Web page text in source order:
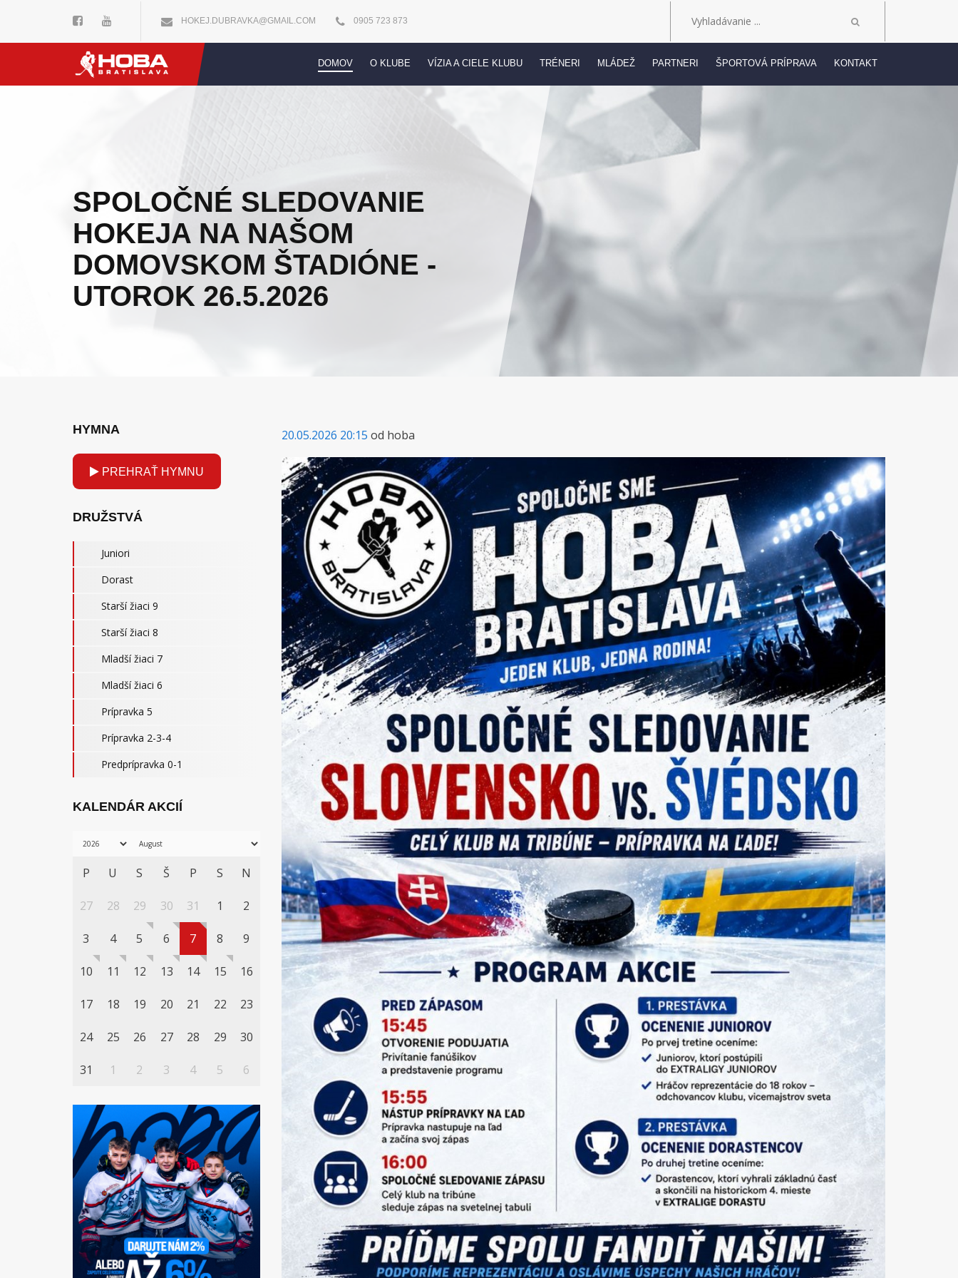
HOKEJ.DUBRAVKA@GMAIL.COM 0905 723 873
DOMOV O KLUBE VÍZIA A CIELE KLUBU TRÉNERI MLÁDEŽ PARTNERI ŠPORTOVÁ PRÍPRAVA KONTAKT
SPOLOČNÉ SLEDOVANIE
HOKEJA NA NAŠOM
DOMOVSKOM ŠTADIÓNE -
UTOROK 26.5.2026
20.05.2026 20:15 od hoba
HYMNA
PREHRAŤ HYMNU
DRUŽSTVÁ
Juniori
Dorast
Starší žiaci 9
Starší žiaci 8
Mladší žiaci 7
Mladší žiaci 6
Prípravka 5
Prípravka 2-3-4
Predprípravka 0-1
KALENDÁR AKCIÍ
P U S Š P S N
27 28 29 30 31 1 2
3 4 5 6 7 8 9
10 11 12 13 14 15 16
17 18 19 20 21 22 23
24 25 26 27 28 29 30
31 1 2 3 4 5 6